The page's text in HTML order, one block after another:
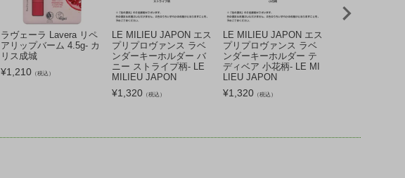
ラヴェーラ Lavera リペ
アリップバーム 4.5g- カ
リス成城
¥1,210 （税込）
LE MILIEU JAPON エス
プリプロヴァンス ラベ
ンダーキーホルダー バ
ニー ストライプ柄- LE
MILIEU JAPON
¥1,320 （税込）
LE MILIEU JAPON エス
プリプロヴァンス ラベ
ンダーキーホルダー テ
ディベア 小花柄- LE MI
LIEU JAPON
¥1,320 （税込）